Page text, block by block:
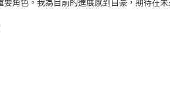
要角色。我為目前的進展感到自豪，期待在未